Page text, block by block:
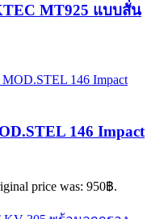
MT925 แบบสั่น
146 Impact
price was: 950฿.